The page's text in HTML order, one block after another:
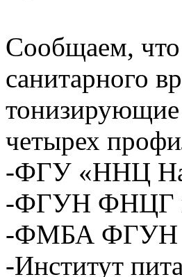
Сообщаем, что
санитарного
тонизирующие
четырех
-ФГУ «ННЦ
-ФГУН ФНЦГ
-ФМБА ФГУН
-Институт